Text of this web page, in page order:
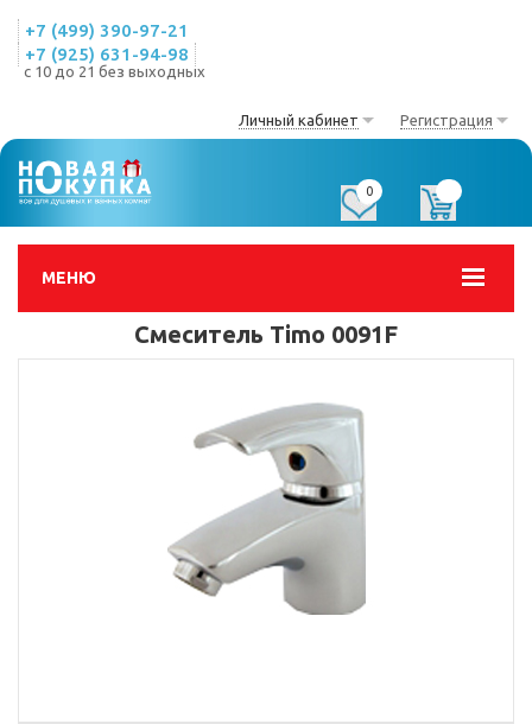
+7 (499) 390-97-21
+7 (925) 631-94-98
с 10 до 21 без выходных
Личный кабинет Регистрация
МЕНЮ
0
Смеситель Timo 0091F